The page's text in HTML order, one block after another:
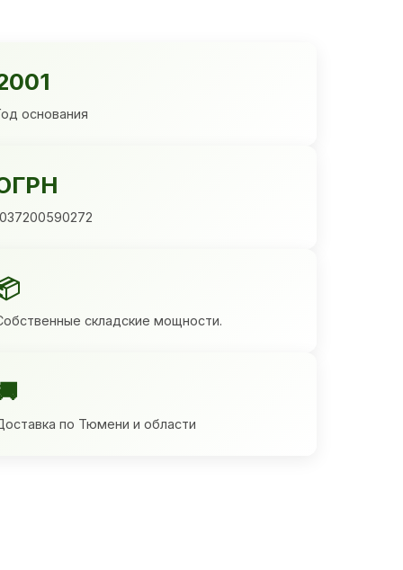
основания
складские мощности.
по Тюмени и области